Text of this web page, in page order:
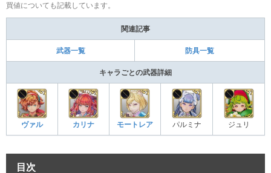
買値についても記載しています。
関連記事
武器一覧 防具一覧
キャラごとの武器詳細
ヴァル カリナ モートレア パルミナ ジュリ
目次